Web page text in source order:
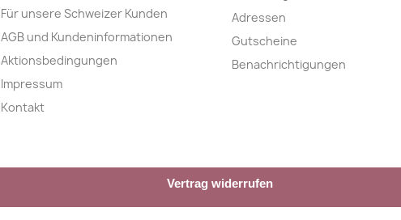
Für unsere Schweizer Kunden
AGB und Kundeninformationen
Aktionsbedingungen
Impressum
Kontakt
Adressen
Gutscheine
Benachrichtigungen
Vertrag widerrufen